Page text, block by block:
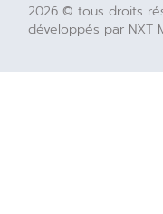
2026 © tous droits
développés par NXT